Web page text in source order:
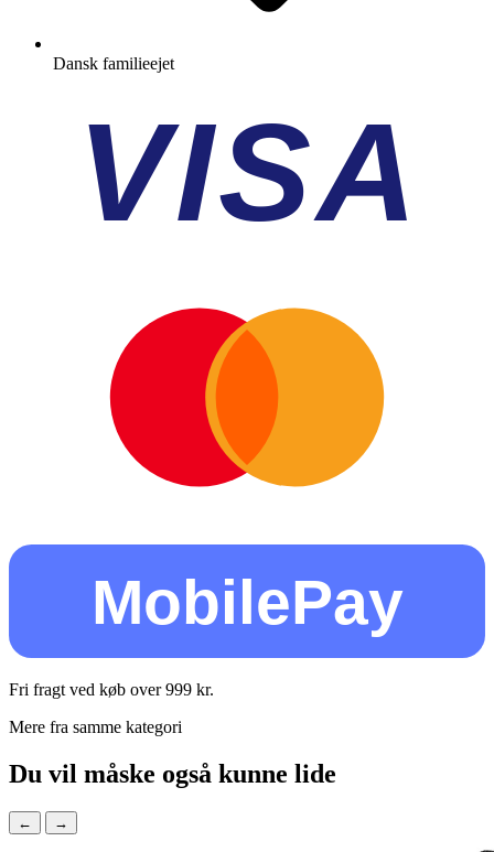
Dansk familieejet
VISA
MobilePay
Fri fragt ved køb over999 kr.
Mere fra samme kategori
Du vil måske også kunne lide
← →